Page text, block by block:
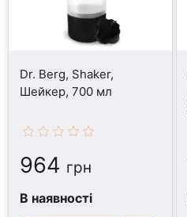
Dr. Berg, Shaker,
Шейкер, 700 мл
964 грн
В наявності